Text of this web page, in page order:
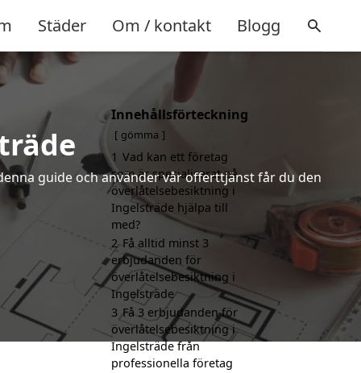
Städer Om / kontakt Blogg
guide och använder vår offerttjänst får du den
Innehållsförteckning
gömma
1 Vad kan ett företag
som är specialiserat på
överlåtelsebesiktning i
Ingelsträde hjälpa till
med?
2 Få alltid minst 3
erbjudanden för
överlåtelsebesiktning i
Ingelsträde
3 Få 3 erbjudanden för
överlåtelsebesiktning i
Ingelsträde från
professionella företag